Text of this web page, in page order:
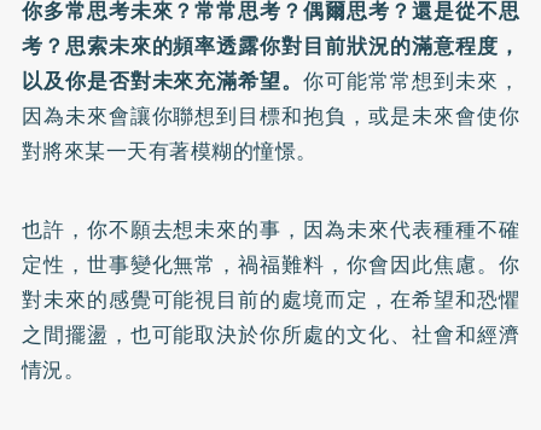
你多常思考未來？常常思考？偶爾思考？還是從不思
考？思索未來的頻率透露你對目前狀況的滿意程度，
以及你是否對未來充滿希望。你可能常常想到未來，
因為未來會讓你聯想到目標和抱負，或是未來會使你
對將來某一天有著模糊的憧憬。
也許，你不願去想未來的事，因為未來代表種種不確
定性，世事變化無常，禍福難料，你會因此焦慮。你
對未來的感覺可能視目前的處境而定，在希望和恐懼
之間擺盪，也可能取決於你所處的文化、社會和經濟
情況。